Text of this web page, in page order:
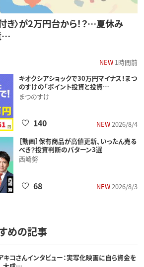
き〉が2万円台から！？…夏休み
…
NEW1時間前
キオクシアショックで30万円マイナス！まつ
のすけの「ポイント投資と投資…
まつのすけ
NEW2026/8/4
140
［動画］保有商品が高値更新、いったん売る
べき？投資判断のパターン3選
西崎努
NEW2026/8/3
68
めの記事
キコさんインタビュー：実写化映画に自ら資金を